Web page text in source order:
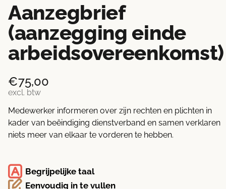
€75,00
excl. btw
Aanzegbrief
(aanzegging einde
arbeidsovereenkomst)
Medewerker informeren over zijn rechten en plichten in
kader van beëindiging dienstverband en samen verklaren
niets meer van elkaar te vorderen te hebben.
Begrijpelijke taal
Eenvoudig in te vullen